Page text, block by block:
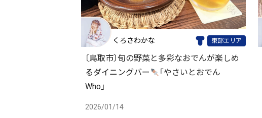
くろさわかな 東部エリア
〔鳥取市〕旬の野菜と多彩なおでんが楽しめ
るダイニングバー
「やさいとおでん
Who」
2026/01/14